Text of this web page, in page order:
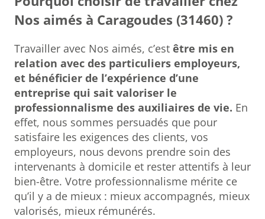
Nos aimés à Caragoudes (31460) ?
Travailler avec Nos aimés, c’est être mis en
relation avec des particuliers employeurs,
et bénéficier de l’expérience d’une
entreprise qui sait valoriser le
professionnalisme des auxiliaires de vie. En
effet, nous sommes persuadés que pour
satisfaire les exigences des clients, vos
employeurs, nous devons prendre soin des
intervenants à domicile et rester attentifs à leur
bien-être. Votre professionnalisme mérite ce
qu’il y a de mieux : mieux accompagnés, mieux
valorisés, mieux rémunérés.